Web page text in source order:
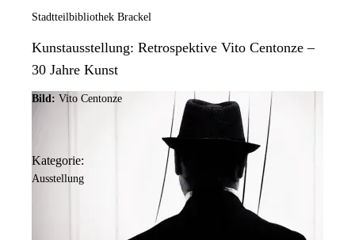
Stadtteilbibliothek Brackel
Kunstausstellung: Retrospektive Vito Centonze –
30 Jahre Kunst
Bild: Vito Centonze
Kategorie:
Ausstellung